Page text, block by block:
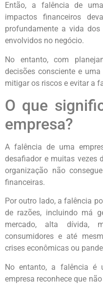
Então, a falência de
impactos financeiros
profundamente a vida dos
envolvidos no negócio.
No entanto, com
decisões consciente e
mitigar os riscos e evitar a
O que
empresa?
A falência de uma
desafiador e muitas vezes
organização não
financeiras.
Por outro lado, a falência
de razões, incluindo má
mercado, alta dívida,
consumidores e até
crises econômicas ou
No entanto, a falência é
empresa reconhece que